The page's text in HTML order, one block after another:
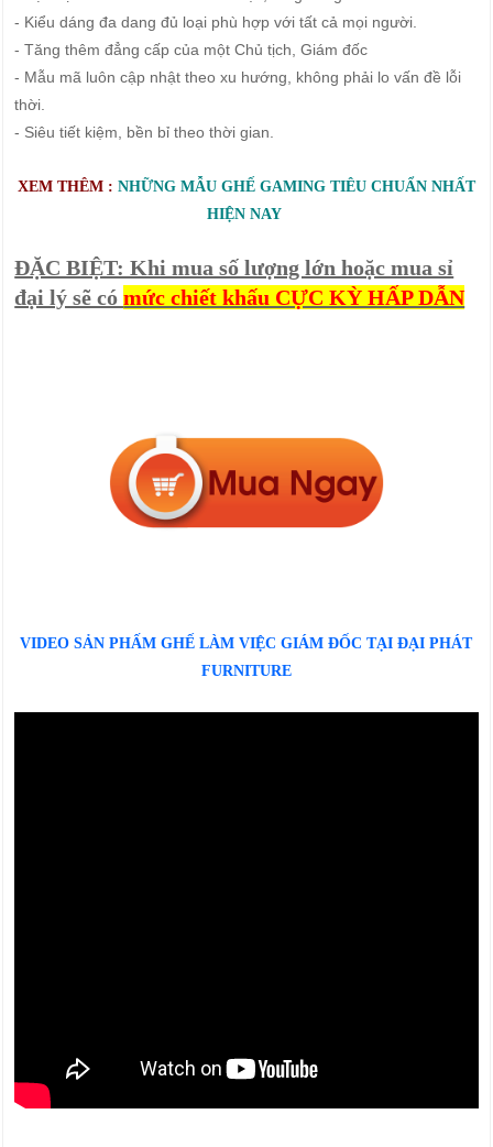
- Kiểu dáng đa dang đủ loại phù hợp với tất cả mọi người.
- Tăng thêm đẳng cấp của một Chủ tịch, Giám đốc
- Mẫu mã luôn cập nhật theo xu hướng, không phải lo vấn đề lỗi
thời.
- Siêu tiết kiệm, bền bỉ theo thời gian.
XEM THÊM : NHỮNG MẪU GHẾ GAMING TIÊU CHUẨN NHẤT
HIỆN NAY
ĐẶC BIỆT: Khi mua số lượng lớn hoặc mua sỉ
đại lý sẽ cómức chiết khấu CỰC KỲ HẤP DẪN
VIDEO SẢN PHẤM GHẾ LÀM VIỆC GIÁM ĐỐC TẠI ĐẠI PHÁT
FURNITURE